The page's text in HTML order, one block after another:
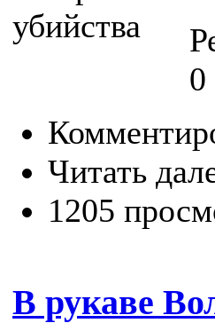
0
Читать
1205
В рукаве